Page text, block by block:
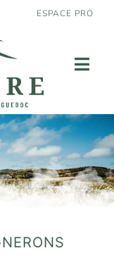
ESPACE PRO